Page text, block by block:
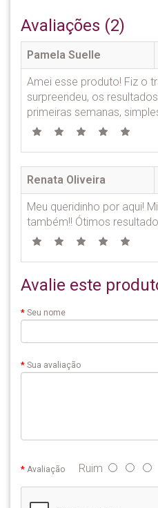
Avaliações (2)
Pamela Suelle
Amei esse produto! Fiz o
surpreendeu, os
primeiras semanas,
Renata Oliveira
Meu queridinho por aqui!
também!! Ótimos
Avalie este
Seu nome
Sua avaliação
Avaliação Ruim